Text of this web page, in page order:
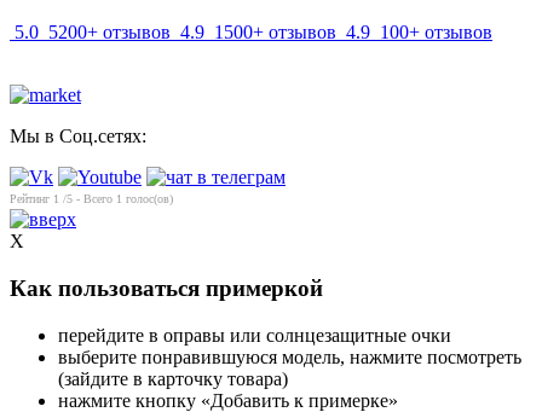
5.0 5200+ отзывов 4.9 1500+ отзывов 4.9 100+ отзывов
Мы в Соц.сетях:
Рейтинг 1 /5 - Всего 1 голос(ов)
X
Как пользоваться примеркой
перейдите в оправы или солнцезащитные очки
выберите понравившуюся модель, нажмите посмотреть
(зайдите в карточку товара)
нажмите кнопку «Добавить к примерке»